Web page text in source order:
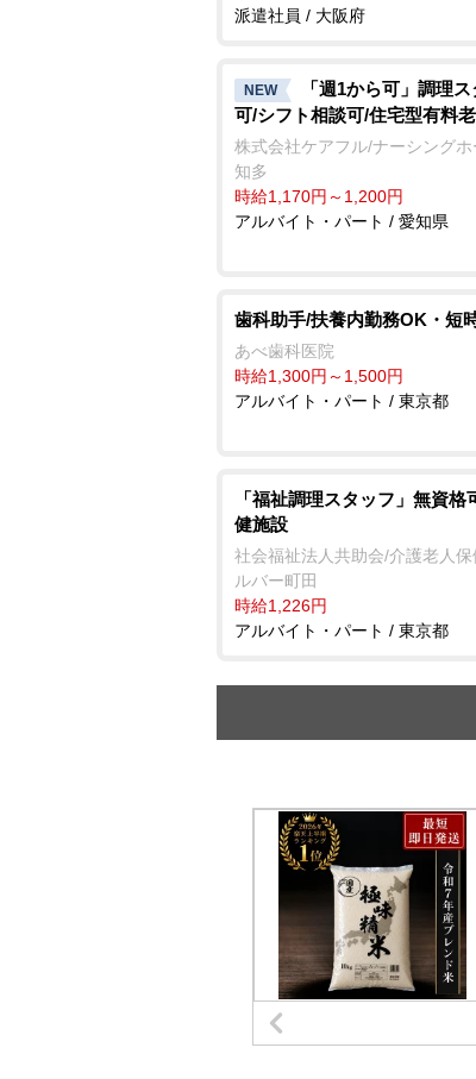
派遣社員 / 大阪府
NEW
「週1から可」調理
可/シフト相談可/住宅型有料
株式会社ケアフル/ナーシング
知多
時給1,170円～1,200円
アルバイト・パート / 愛知県
歯科助手/扶養内勤務OK・短
あべ歯科医院
時給1,300円～1,500円
アルバイト・パート / 東京都
「福祉調理スタッフ」無資格
健施設
社会福祉法人共助会/介護老人
ルバー町田
時給1,226円
アルバイト・パート / 東京都